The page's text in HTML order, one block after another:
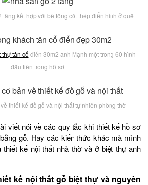
tầng kết hợp với bê tông cốt thép điển hình ở quê
thự tân cổ điển 30m2 anh Mạnh một trong 60 hình
đầu tiên trong hồ sơ
thiết kế đồ gỗ và nội thất tự nhiên phòng thờ
viết nói về các quy tắc khi thiết kế hồ sơ
gỗ. Hay các kiến thức khác mà mình
thiết kế nội thất nhà thờ và ở biệt thự anh
kế nội thất gỗ biệt thự và nguyên